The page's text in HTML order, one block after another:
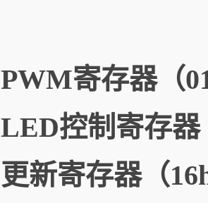
PWM寄存器（
LED控制寄存器
更新寄存器（